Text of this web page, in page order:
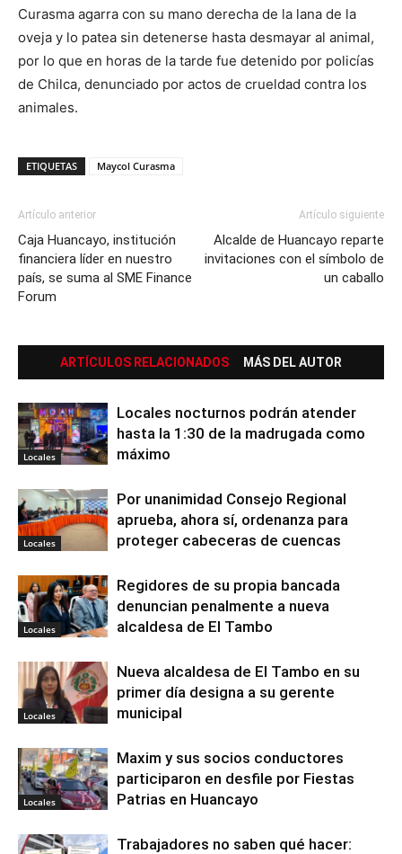
Curasma agarra con su mano derecha de la lana de la
oveja y lo patea sin detenerse hasta desmayar al animal,
por lo que en horas de la tarde fue detenido por policías
de Chilca, denunciado por actos de crueldad contra los
animales.
ETIQUETAS Maycol Curasma
Artículo anterior
Caja Huancayo, institución
financiera líder en nuestro
país, se suma al SME Finance
Forum
Artículo siguiente
Alcalde de Huancayo reparte
invitaciones con el símbolo de
un caballo
ARTÍCULOS RELACIONADOS MÁS DEL AUTOR
Locales
Locales nocturnos podrán atender
hasta la 1:30 de la madrugada como
máximo
Locales
Por unanimidad Consejo Regional
aprueba, ahora sí, ordenanza para
proteger cabeceras de cuencas
Locales
Regidores de su propia bancada
denuncian penalmente a nueva
alcaldesa de El Tambo
Locales
Nueva alcaldesa de El Tambo en su
primer día designa a su gerente
municipal
Locales
Maxim y sus socios conductores
participaron en desfile por Fiestas
Patrias en Huancayo
Trabajadores no saben qué hacer: